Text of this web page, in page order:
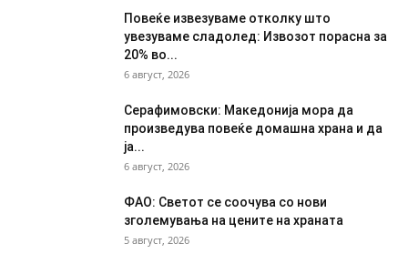
Повеќе извезуваме отколку што
увезуваме сладолед: Извозот порасна за
20% во...
6 август, 2026
Серафимовски: Македонија мора да
произведува повеќе домашна храна и да
ја...
6 август, 2026
ФАО: Светот се соочува со нови
зголемувања на цените на храната
5 август, 2026